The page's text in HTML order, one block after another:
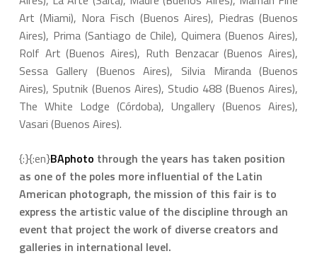
Art (Miami), Nora Fisch (Buenos Aires), Piedras (Buenos
Aires), Prima (Santiago de Chile), Quimera (Buenos Aires),
Rolf Art (Buenos Aires), Ruth Benzacar (Buenos Aires),
Sessa Gallery (Buenos Aires), Silvia Miranda (Buenos
Aires), Sputnik (Buenos Aires), Studio 488 (Buenos Aires),
The White Lodge (Córdoba), Ungallery (Buenos Aires),
Vasari (Buenos Aires).
{:}{:en}BAphoto through the years has taken position
as one of the poles more influential of the Latin
American photograph, the mission of this fair is to
express the artistic value of the discipline through an
event that project the work of diverse creators and
galleries in international level.